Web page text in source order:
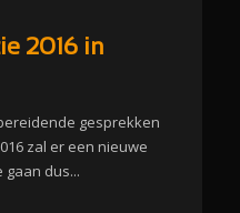
2016 in
gesprekken
zal er een nieuwe
gaan dus...